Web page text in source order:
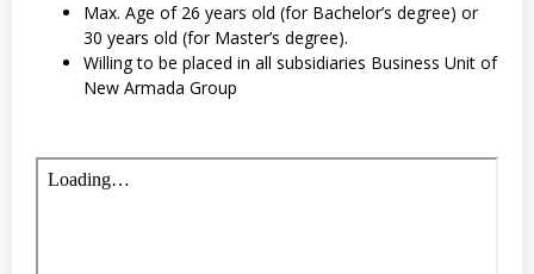
Max. Age of 26 years old (for Bachelor’s degree) or
30 years old (for Master’s degree).
Willing to be placed in all subsidiaries Business Unit of
New Armada Group